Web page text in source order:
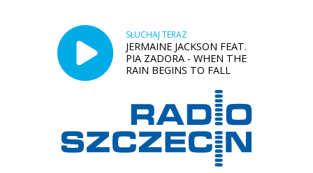
SŁUCHAJ TERAZ
JERMAINE JACKSON FEAT.
PIA ZADORA - WHEN THE
RAIN BEGINS TO FALL